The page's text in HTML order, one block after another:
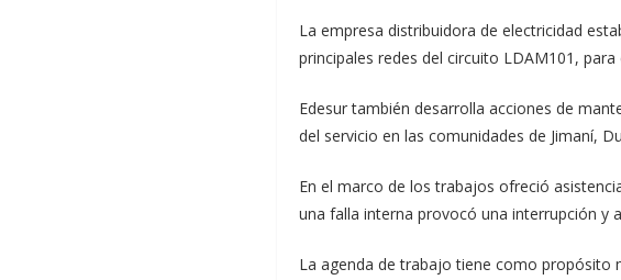
La empresa distribuidora de electricidad
principales redes del circuito LDAM101,
Edesur también desarrolla acciones de
del servicio en las comunidades de Jimaní,
En el marco de los trabajos ofreció
una falla interna provocó una interrupción y
La agenda de trabajo tiene como propósito